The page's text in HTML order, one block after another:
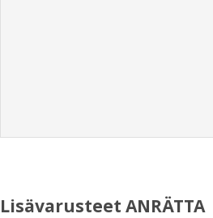
Lisävarusteet ANRÄTTA